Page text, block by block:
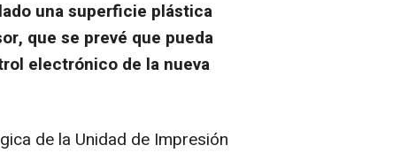
una superficie plástica
que se prevé que pueda
electrónico de la nueva
de la Unidad de Impresión